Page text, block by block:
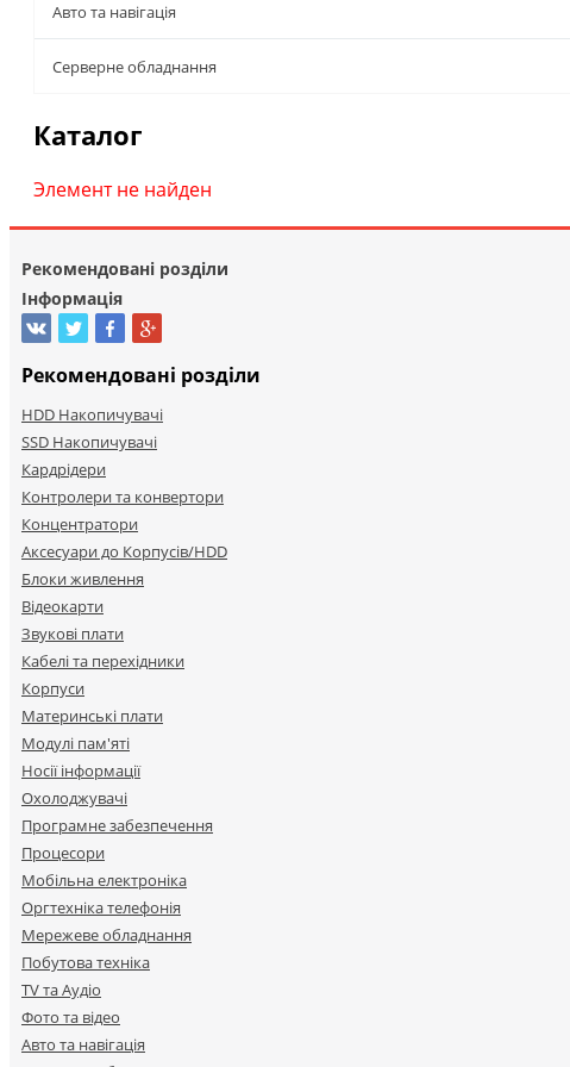
Авто та навігація
Серверне обладнання
Каталог
Элемент не найден
Рекомендовані розділи
Інформація
Рекомендовані розділи
HDD Накопичувачі
SSD Накопичувачі
Кардрідери
Контролери та конвертори
Концентратори
Аксесуари до Корпусів/HDD
Блоки живлення
Відеокарти
Звукові плати
Кабелі та перехідники
Корпуси
Материнські плати
Модулі пам'яті
Носії інформації
Охолоджувачі
Програмне забезпечення
Процесори
Мобільна електроніка
Оргтехніка телефонія
Мережеве обладнання
Побутова техніка
TV та Аудіо
Фото та відео
Авто та навігація